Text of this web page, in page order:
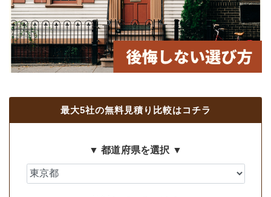
最大5社の無料見積り比較はコチラ
▼ 都道府県を選択 ▼